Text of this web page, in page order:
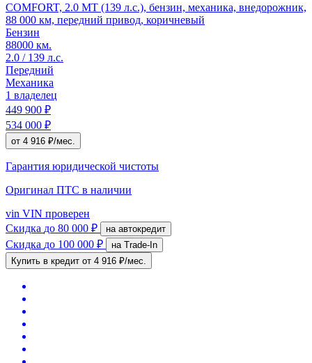
COMFORT, 2.0 MT (139 л.с.), бензин, механика, внедорожник,
88 000 км, передний привод, коричневый
Бензин
88000 км.
2.0 / 139 л.с.
Передний
Механика
1 владелец
449 900 ₽
534 000 ₽
от 4 916 ₽/мес.
Гарантия юридической чистоты
Оригинал ПТС в наличии
vin VIN проверен
Скидка до 80 000 ₽ на автокредит
Скидка до 100 000 ₽
на Trade-In
Купить в кредит от 4 916 ₽/мес.